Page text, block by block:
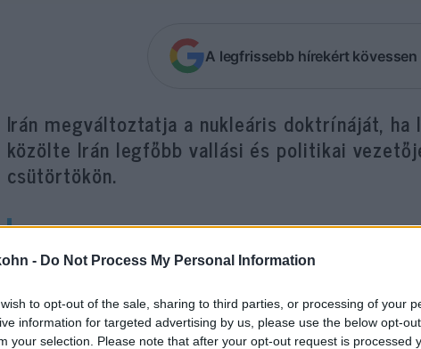
- Do Not Process My Personal Information
to opt-out of the sale, sharing to third parties, or processing of your
information for targeted advertising by us, please use the below opt-
your selection. Please note that after your opt-out request is processed
A legfrissebb hírekért
Irán megváltoztatja a nukleáris doktrínáját,
közölte Irán legfőbb vallási és politikai
csütörtökön.
„Nem döntöttünk atomfegyver
nem lesz más választásunk, mint
doktrínánkat”